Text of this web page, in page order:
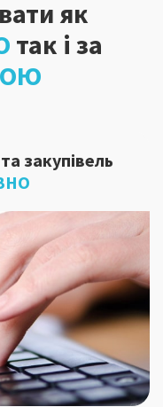
як
так і за
закупівель